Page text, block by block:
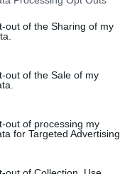
out of the Sharing of my
out of the Sale of my
out of processing my
for Targeted Advertising.
Trynkiewicza?
i parakrzyż